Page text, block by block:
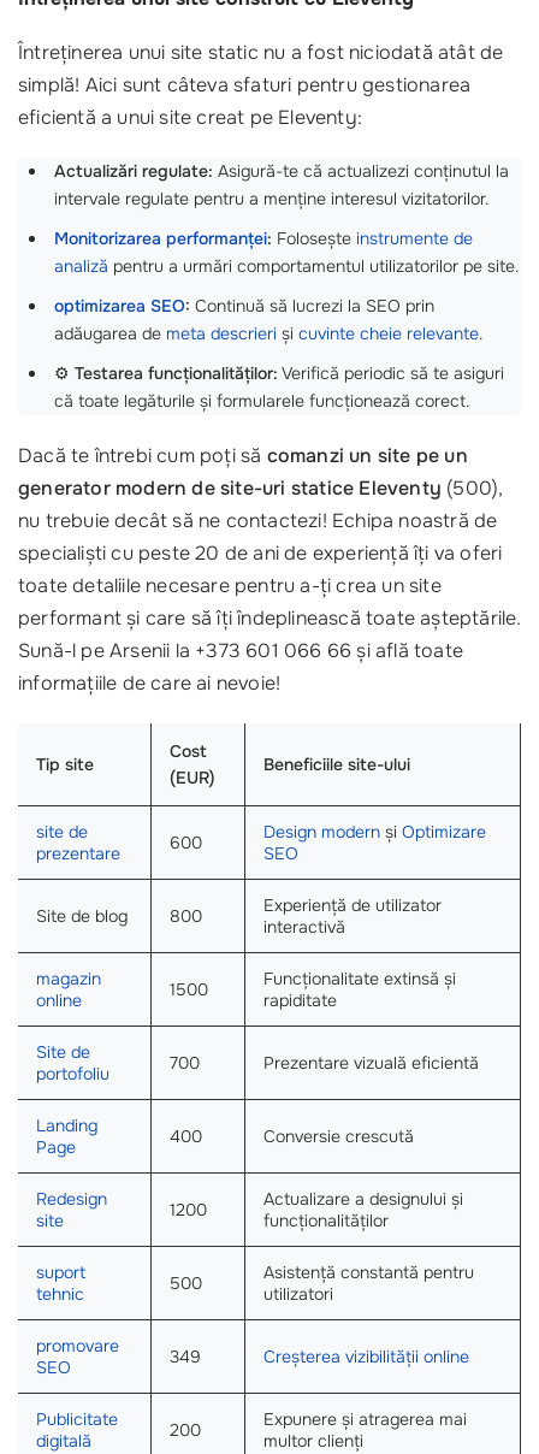
Întreținerea unui site static nu a fost niciodată atât de
simplă! Aici sunt câteva sfaturi pentru gestionarea
eficientă a unui site creat pe Eleventy:
Actualizări regulate: Asigură-te că actualizezi conținutul la
intervale regulate pentru a menține interesul vizitatorilor.
Monitorizarea performanței: Folosește instrumente de
analiză pentru a urmări comportamentul utilizatorilor pe site.
optimizarea SEO: Continuă să lucrezi la SEO prin
adăugarea de meta descrieri și cuvinte cheie relevante.
⚙️ Testarea funcționalităților: Verifică periodic să te asiguri
că toate legăturile și formularele funcționează corect.
Dacă te întrebi cum poți să comanzi un site pe un
generator modern de site-uri statice Eleventy (500),
nu trebuie decât să ne contactezi! Echipa noastră de
specialiști cu peste 20 de ani de experiență îți va oferi
toate detaliile necesare pentru a-ți crea un site
performant și care să îți îndeplinească toate așteptările.
Sună-l pe Arsenii la +373 601 066 66 și află toate
informațiile de care ai nevoie!
Tip site
Cost
(EUR)
Beneficiile site-ului
site de
prezentare
600 Design modern și Optimizare
SEO
Site de blog 800
Experiență de utilizator
interactivă
magazin
online
1500
Funcționalitate extinsă și
rapiditate
Site de
portofoliu
700 Prezentare vizuală eficientă
Landing
Page
400 Conversie crescută
Redesign
site
1200
Actualizare a designului și
funcționalităților
suport
tehnic
500
Asistență constantă pentru
utilizatori
promovare
SEO
349 Creșterea vizibilității online
Publicitate
digitală
200
Expunere și atragerea mai
multor clienți